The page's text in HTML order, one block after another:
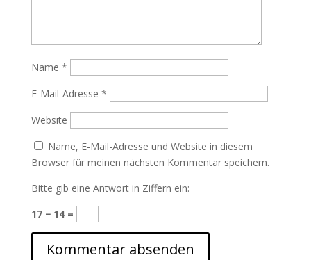
Name *
E-Mail-Adresse *
Website
Name, E-Mail-Adresse und Website in diesem
Browser für meinen nächsten Kommentar speichern.
Bitte gib eine Antwort in Ziffern ein:
17 − 14 =